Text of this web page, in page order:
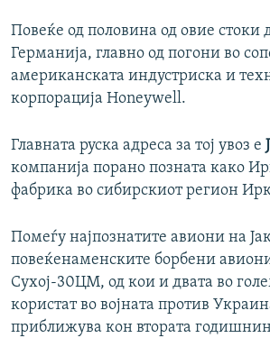
Повеќе од половина од овие стоки
Германија, главно од погони во
американската индустриска и
корпорација Honeywell.
Главната руска адреса за тој увоз е
компанија порано позната како
фабрика во сибирскиот регион
Помеѓу најпознатите авиони на
повеќенаменските борбени
Сухој-30ЦМ, од кои и двата во
користат во војната против
приближува кон втората